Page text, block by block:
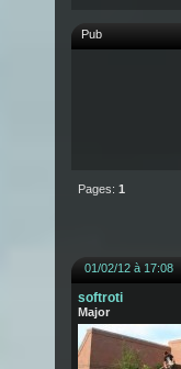
Pub
Pages: 1
01/02/12 à 17:08
softroti
Major